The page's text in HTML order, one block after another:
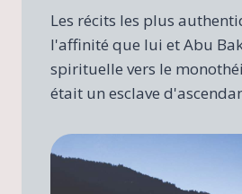
Les récits les plus
l'affinité que lui et Abu
spirituelle vers le
était un esclave